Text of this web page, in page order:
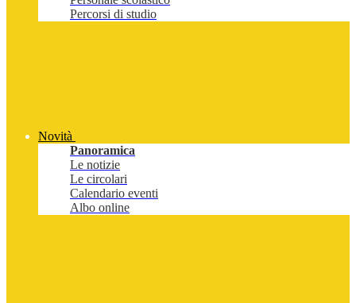
Percorsi di studio
Novità
Panoramica
Le notizie
Le circolari
Calendario eventi
Albo online